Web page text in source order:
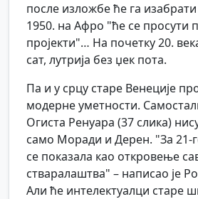
после изложбе ће га изабрати
1950. на Афро "ће се
пројекти"… На почетку 20.
сат, лутрија без џек пота.
Па и у срцу старе Венеције
модерне уметности.
Огиста Ренуара (37 слика)
само Моради и Дерен. "За
се показала као откровење
стваралаштва" – написао је
Али ће интелектуалци старе